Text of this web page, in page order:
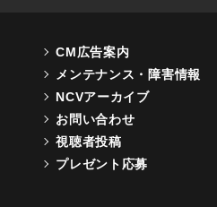
CM広告案内
メンテナンス・障害情報
NCVアーカイブ
お問い合わせ
視聴者投稿
プレゼント応募